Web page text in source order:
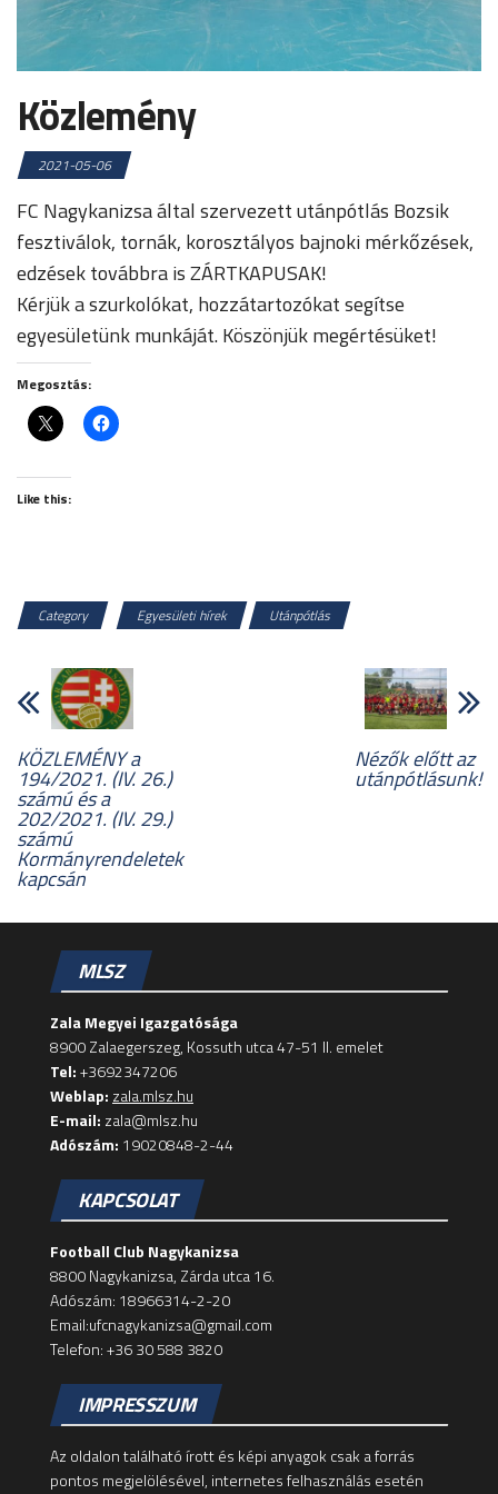
Közlemény
2021-05-06
FC Nagykanizsa által szervezett utánpótlás Bozsik
fesztiválok, tornák, korosztályos bajnoki mérkőzések,
edzések továbbra is ZÁRTKAPUSAK!
Kérjük a szurkolókat, hozzátartozókat segítse
egyesületünk munkáját. Köszönjük megértésüket!
Megosztás:
Like this:
Category Egyesületi hírek Utánpótlás
KÖZLEMÉNY a
194/2021. (IV. 26.)
számú és a
202/2021. (IV. 29.)
számú
Kormányrendeletek
kapcsán
Nézők előtt az
utánpótlásunk!
MLSZ
Zala Megyei Igazgatósága
8900 Zalaegerszeg, Kossuth utca 47-51 II. emelet
Tel:+3692347206
Weblap: zala.mlsz.hu
E-mail: zala@mlsz.hu
Adószám: 19020848-2-44
KAPCSOLAT
Football Club Nagykanizsa
8800 Nagykanizsa, Zárda utca 16.
Adószám: 18966314-2-20
Email:ufcnagykanizsa@gmail.com
Telefon: +36 30 588 3820
IMPRESSZUM
Az oldalon található írott és képi anyagok csak a forrás
pontos megjelölésével, internetes felhasználás esetén